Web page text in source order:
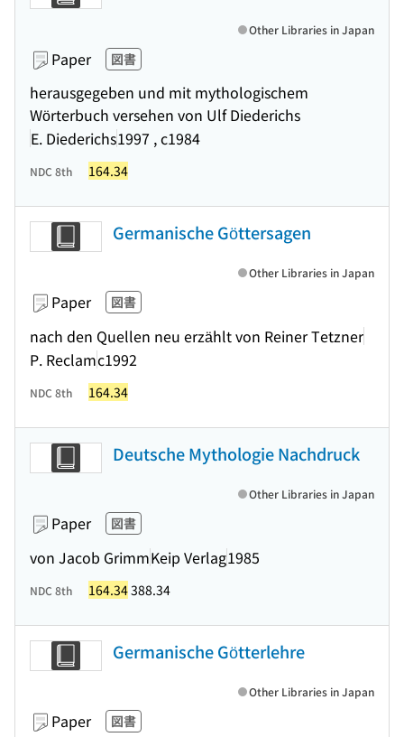
Paper 図書
herausgegeben und mit mythologischem
Wörterbuch versehen von Ulf Diederichs
E. Diederichs1997 , c1984
Other Libraries in Japan
NDC 8th 164.34
Germanische Göttersagen
Paper 図書
nach den Quellen neu erzählt von Reiner Tetzner
P. Reclamc1992
Other Libraries in Japan
NDC 8th 164.34
Deutsche Mythologie Nachdruck
Paper 図書
von Jacob GrimmKeip Verlag1985
Other Libraries in Japan
NDC 8th 164.34388.34
Germanische Götterlehre
Paper 図書
Other Libraries in Japan